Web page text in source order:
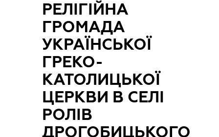
РЕЛІГІЙНА
ГРОМАДА
УКРАЇНСЬКОЇ
ГРЕКО-
КАТОЛИЦЬКОЇ
ЦЕРКВИ В СЕЛІ
РОЛІВ
ДРОГОБИЦЬКОГО